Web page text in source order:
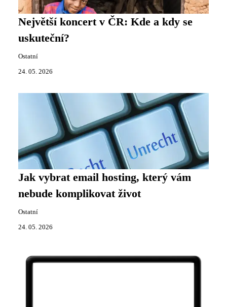
Největší koncert v ČR: Kde a kdy se
uskuteční?
Ostatní
24. 05. 2026
Jak vybrat email hosting, který vám
nebude komplikovat život
Ostatní
24. 05. 2026